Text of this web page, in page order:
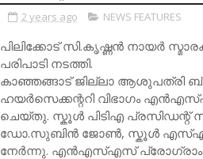
2 years ago NEWS FEATURES
പിലിക്കോട് സി.കൃഷ്ണൻ നായർ
പരിപാടി നടത്തി.
കാഞ്ഞങ്ങാട് ജില്ലാ ആശുപത്രി
ഹയർസെക്കന്ററി വിഭാഗം
ചെയ്തു. സ്കൂൾ പിടിഎ പ്രസിഡന്റ്
ഡോ.സുബിൻ ജോൺ, സ്കൂൾ
നേർന്നു. എൻഎസ്എസ് പ്രോഗ്രാം